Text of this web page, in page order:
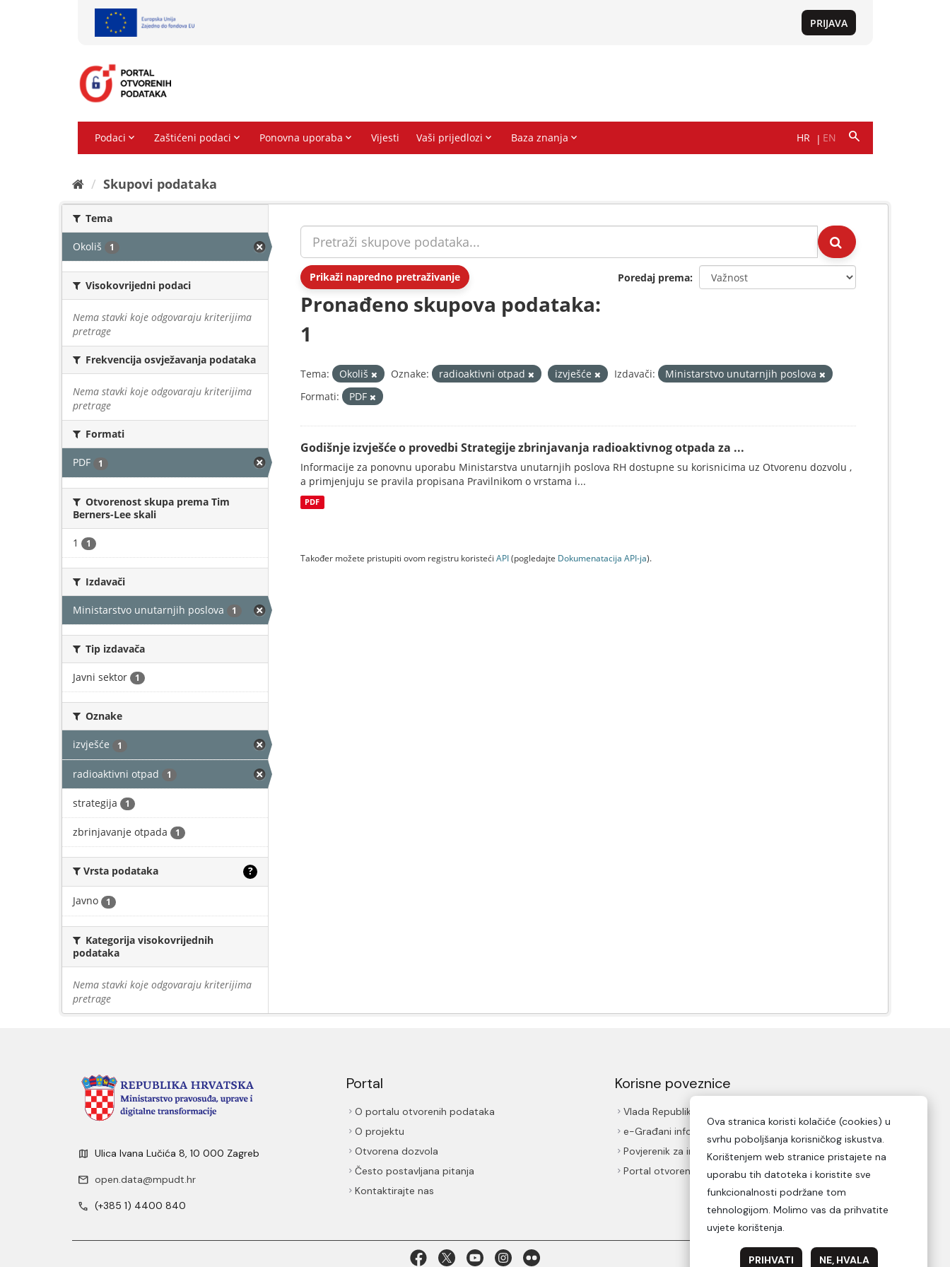
Skupovi podаtаkа
Tema
Okoliš 1
Visokovrijedni podaci
Nema stavki koje odgovaraju kriterijima
pretrage
Frekvencija osvježavanja podataka
Nema stavki koje odgovaraju kriterijima
pretrage
Formati
PDF 1
Otvorenost skupa prema Tim
Berners-Lee skali
1 1
Izdavači
Ministarstvo unutarnjih poslova 1
Tip izdavača
Javni sektor 1
Oznake
izvješće 1
radioaktivni otpad 1
strategija 1
zbrinjavanje otpada 1
Vrsta podataka ?
Javno 1
Kategorija visokovrijednih
podataka
Nema stavki koje odgovaraju kriterijima
pretrage
Prikaži napredno pretraživanje Poredaj prema
Pronađeno skupova podataka:
1
Tema: Okoliš Oznake: radioaktivni otpad izvješće Izdavači:
Ministarstvo unutarnjih poslova
Formati:
PDF
Godišnje izvješće o provedbi Strategije zbrinjavanja radioaktivnog otpada za ...
Informacije za ponovnu uporabu Ministarstva unutarnjih poslova RH dostupne su korisnicima uz Otvorenu dozvolu ,
a primjenjuju se pravila propisana Pravilnikom o vrstama i...
PDF
Također možete pristupiti ovom registru koristeći API(pogledajte Dokumenаtаcijа API-jа).